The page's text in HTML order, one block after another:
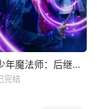
少年魔法师：后继者第三季
完结